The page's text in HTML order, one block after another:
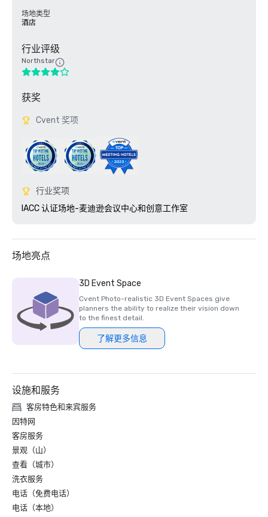
场地类型
酒店
行业评级
Northstar
获奖
Cvent 奖项
行业奖项
IACC 认证场地-麦迪逊会议中心和创意工作室
场地亮点
3D Event Space
Cvent Photo-realistic 3D Event Spaces give
planners the ability to realize their vision down
to the finest detail.
了解更多信息
设施和服务
客房特色和来宾服务
因特网
客房服务
景观（山）
查看（城市）
洗衣服务
电话（免费电话）
电话（本地）